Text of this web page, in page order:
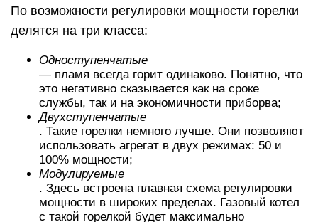
По возможности регулировки мощности горелки
делятся на три класса:
Одноступенчатые
— пламя всегда горит одинаково. Понятно, что
это негативно сказывается как на сроке
службы, так и на экономичности приборва;
Двухступенчатые
. Такие горелки немного лучше. Они позволяют
использовать агрегат в двух режимах: 50 и
100% мощности;
Модулируемые
. Здесь встроена плавная схема регулировки
мощности в широких пределах. Газовый котел
с такой горелкой будет максимально